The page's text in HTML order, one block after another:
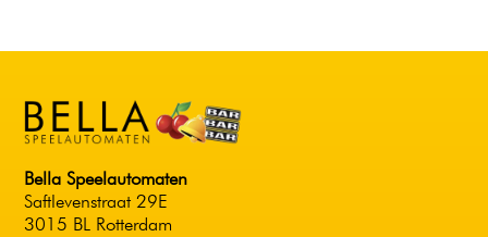
Bella Speelautomaten
Saftlevenstraat 29E
3015 BL Rotterdam